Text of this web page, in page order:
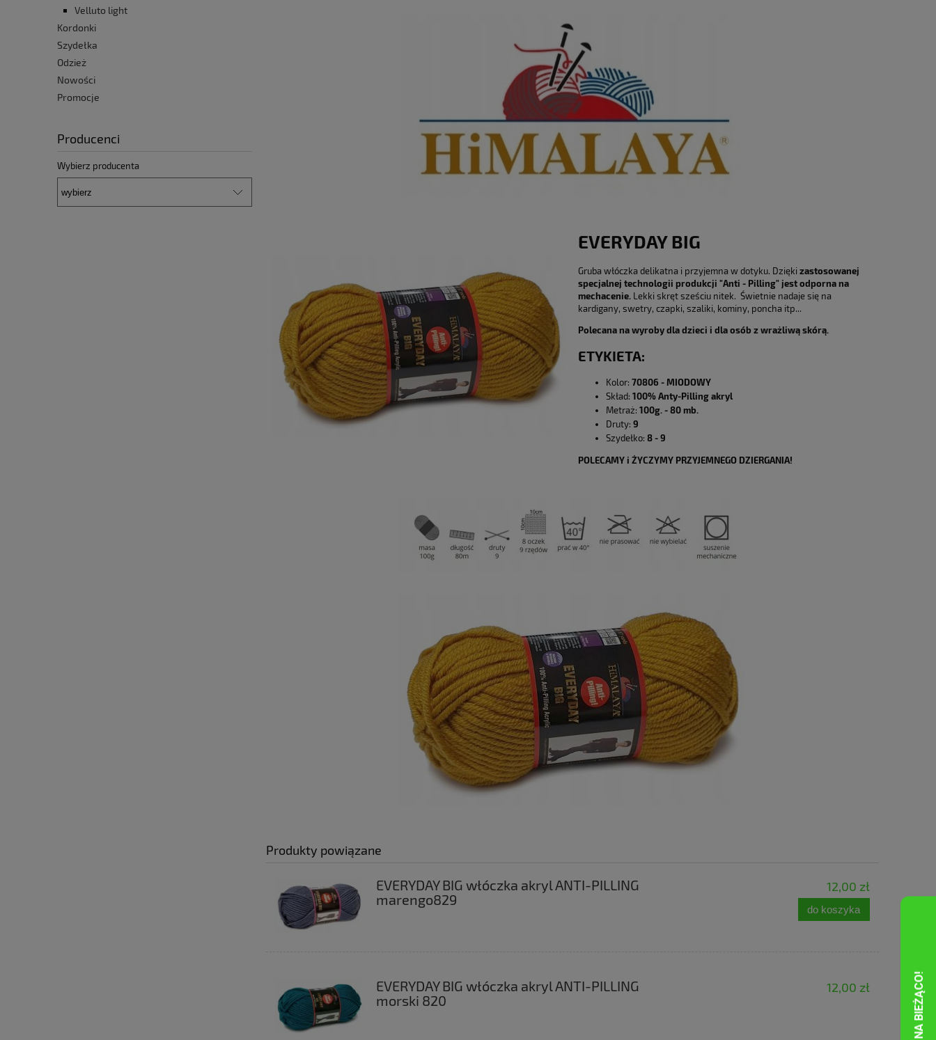
Velluto light
Kordonki
Szydełka
Odzież
Nowości
Promocje
Producenci
Wybierz producenta
EVERYDAY BIG
Gruba włóczka delikatna i przyjemna w dotyku. Dzięki zastosowanej
specjalnej technologii produkcji "Anti - Pilling" jest odporna na
mechacenie. Lekki skręt sześciu nitek. Świetnie nadaje się na
kardigany, swetry, czapki, szaliki, kominy, poncha itp...
Polecana na wyroby dla dzieci i dla osób z wrażliwą skórą.
ETYKIETA:
Kolor: 70806 - MIODOWY
Skład: 100% Anty-Pilling akryl
Metraż: 100g. - 80 mb.
Druty: 9
Szydełko: 8 - 9
POLECAMY i ŻYCZYMY PRZYJEMNEGO DZIERGANIA!
Produkty powiązane
EVERYDAY BIG włóczka akryl ANTI-PILLING
marengo829
12,00 zł
do koszyka
EVERYDAY BIG włóczka akryl ANTI-PILLING
morski 820
12,00 zł